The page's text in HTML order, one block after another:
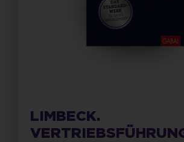
LIMBECK.